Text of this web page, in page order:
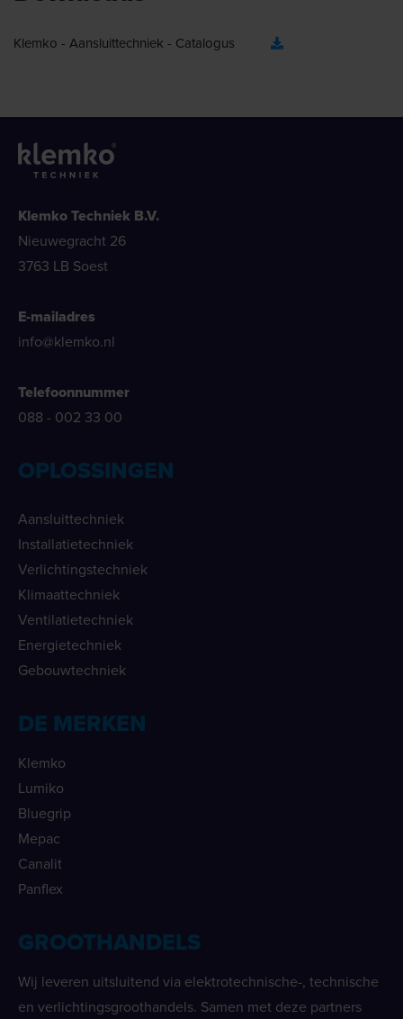
Klemko - Aansluittechniek - Catalogus
Klemko Techniek B.V.
Nieuwegracht 26
3763 LB Soest
E-mailadres
info@klemko.nl
Telefoonnummer
088 - 002 33 00
OPLOSSINGEN
Aansluittechniek
Installatietechniek
Verlichtingstechniek
Klimaattechniek
Ventilatietechniek
Energietechniek
Gebouwtechniek
DE MERKEN
Klemko
Lumiko
Bluegrip
Mepac
Canalit
Panflex
GROOTHANDELS
Wij leveren uitsluitend via elektrotechnische-, technische
en verlichtingsgroothandels. Samen met deze partners